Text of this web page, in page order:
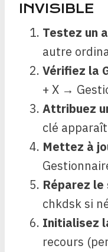
INVISIBLE
Testez un
autre
Vérifiez la
+ X →
Attribuez
clé
Mettez à
Réparez
chkdsk si
Initialisez
recours